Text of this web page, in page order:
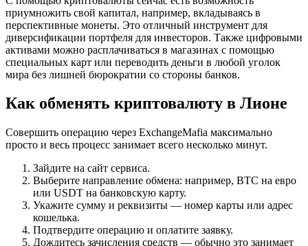
приумножить свой капитал, например, вкладываясь в
перспективные монеты. Это отличный инструмент для
диверсификации портфеля для инвесторов. Также цифровыми
активами можно расплачиваться в магазинах с помощью
специальных карт или переводить деньги в любой уголок
мира без лишней бюрократии со стороны банков.
Как обменять криптовалюту в Лионе
Совершить операцию через ExchangeMafia максимально
просто и весь процесс занимает всего несколько минут.
Зайдите на сайт сервиса.
Выберите направление обмена: например, BTC на евро
или USDT на банковскую карту.
Укажите сумму и реквизиты — номер карты или адрес
кошелька.
Подтвердите операцию и оплатите заявку.
Дождитесь зачисления средств — обычно это занимает